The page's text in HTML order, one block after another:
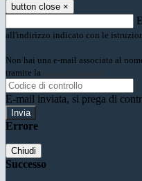
button close ×
all'indirizzo indicato con le
Non hai una e-mail associata al
tramite la
E-mail inviata, si prega di
Errore
Chiudi
Successo